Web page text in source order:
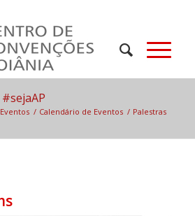
Eventos / Calendário de Eventos / Palestras